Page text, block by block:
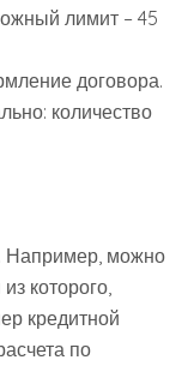
лимит – 45
договора.
количество
Например, можно
которого,
кредитной
по